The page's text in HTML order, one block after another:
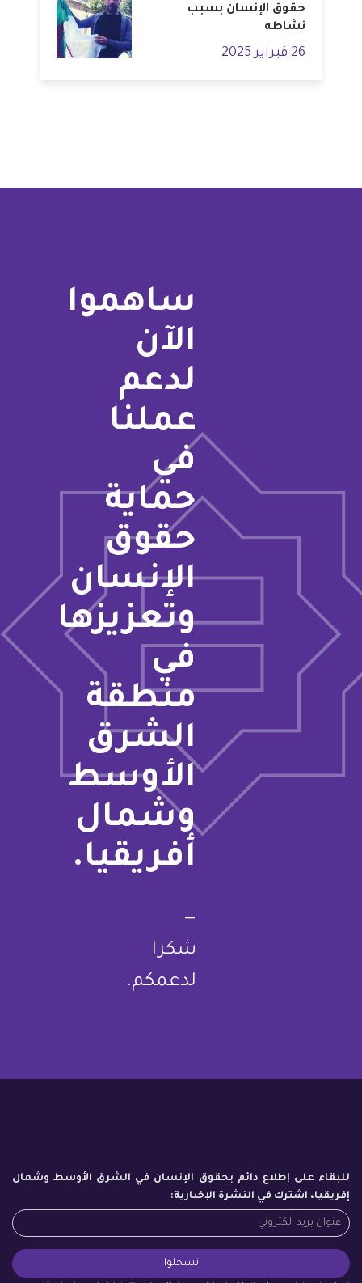
حقوق الإنسان بسبب
نشاطه
26 فبراير 2025
ساهموا
الآن
لدعم
عملنا
في
حماية
حقوق
الإنسان
وتعزيزها
في
منطقة
الشرق
الأوسط
وشمال
أفريقيا.
—
شكرا
لدعمكم.
للبقاء على إطلاع دائم بحقوق الإنسان في الشرق الأوسط وشمال
إفريقيا، اشترك في النشرة الإخبارية: